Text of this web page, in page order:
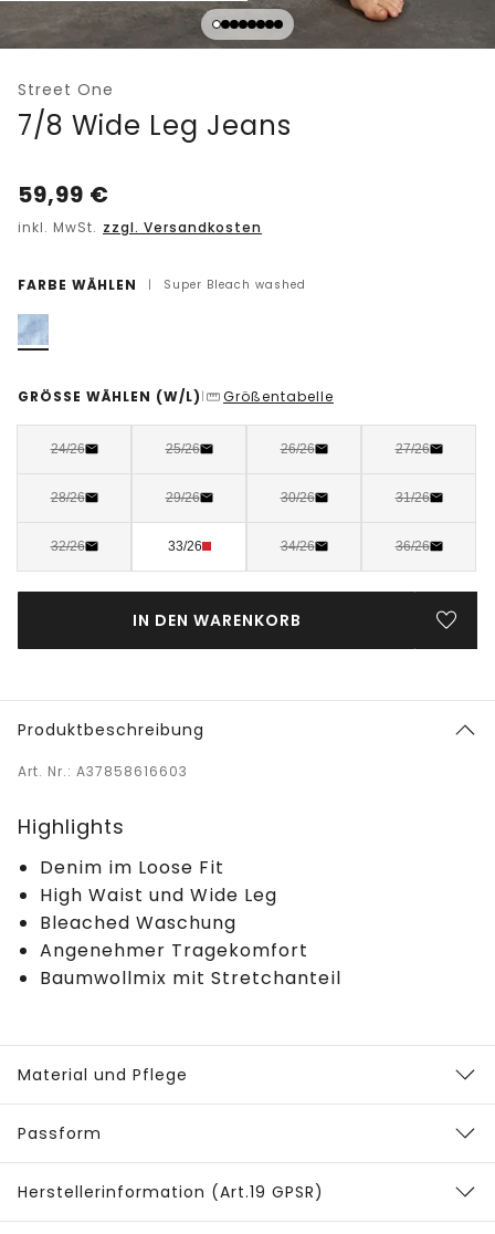
Street One
7/8 Wide Leg Jeans
59,99 €
inkl. MwSt. zzgl. Versandkosten
FARBE WÄHLEN | Super Bleach washed
GRÖSSE WÄHLEN (W/L) | Größentabelle
24/26 25/26 26/26 27/26
28/26 29/26 30/26 31/26
32/26 33/26 34/26 36/26
IN DEN WARENKORB
Produktbeschreibung
Art. Nr.: A37858616603
Highlights
Denim im Loose Fit
High Waist und Wide Leg
Bleached Waschung
Angenehmer Tragekomfort
Baumwollmix mit Stretchanteil
Material und Pflege
Passform
Herstellerinformation (Art.19 GPSR)